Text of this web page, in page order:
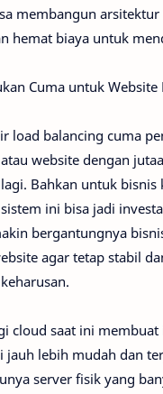
membangun arsitektur
hemat biaya untuk
Cuma untuk Website
load balancing cuma
website dengan
Bahkan untuk bisnis
ini bisa jadi
bergantungnya
agar tetap stabil
cloud saat ini
jauh lebih mudah dan
server fisik yang